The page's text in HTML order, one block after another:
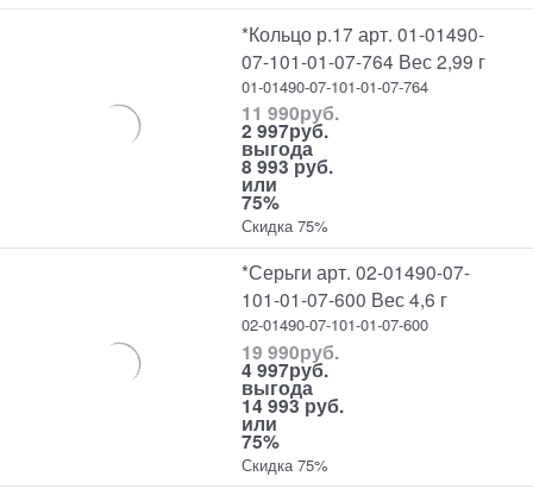
*Кольцо р.17 арт. 01-01490-
07-101-01-07-764 Вес 2,99 г
01-01490-07-101-01-07-764
11 990руб.
2 997руб.
выгода
8 993 руб.
или
75%
Скидка 75%
*Серьги арт. 02-01490-07-
101-01-07-600 Вес 4,6 г
02-01490-07-101-01-07-600
19 990руб.
4 997руб.
выгода
14 993 руб.
или
75%
Скидка 75%